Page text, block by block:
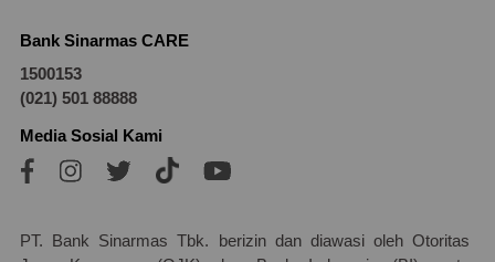
Bank Sinarmas CARE
1500153
(021) 501 88888
Media Sosial Kami
PT. Bank Sinarmas Tbk. berizin dan diawasi oleh Otoritas